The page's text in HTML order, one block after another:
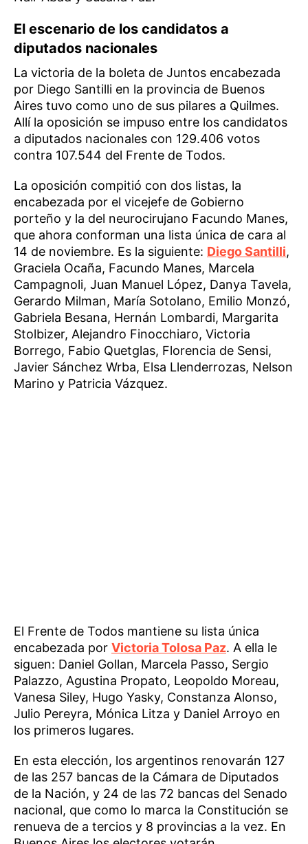
El escenario de los candidatos a
diputados nacionales
La victoria de la boleta de Juntos encabezada
por Diego Santilli en la provincia de Buenos
Aires tuvo como uno de sus pilares a Quilmes.
Allí la oposición se impuso entre los candidatos
a diputados nacionales con 129.406 votos
contra 107.544 del Frente de Todos.
La oposición compitió con dos listas, la
encabezada por el vicejefe de Gobierno
porteño y la del neurocirujano Facundo Manes,
que ahora conforman una lista única de cara al
14 de noviembre. Es la siguiente: Diego Santilli,
Graciela Ocaña, Facundo Manes, Marcela
Campagnoli, Juan Manuel López, Danya Tavela,
Gerardo Milman, María Sotolano, Emilio Monzó,
Gabriela Besana, Hernán Lombardi, Margarita
Stolbizer, Alejandro Finocchiaro, Victoria
Borrego, Fabio Quetglas, Florencia de Sensi,
Javier Sánchez Wrba, Elsa Llenderrozas, Nelson
Marino y Patricia Vázquez.
El Frente de Todos mantiene su lista única
encabezada por Victoria Tolosa Paz. A ella le
siguen: Daniel Gollan, Marcela Passo, Sergio
Palazzo, Agustina Propato, Leopoldo Moreau,
Vanesa Siley, Hugo Yasky, Constanza Alonso,
Julio Pereyra, Mónica Litza y Daniel Arroyo en
los primeros lugares.
En esta elección, los argentinos renovarán 127
de las 257 bancas de la Cámara de Diputados
de la Nación, y 24 de las 72 bancas del Senado
nacional, que como lo marca la Constitución se
renueva de a tercios y 8 provincias a la vez. En